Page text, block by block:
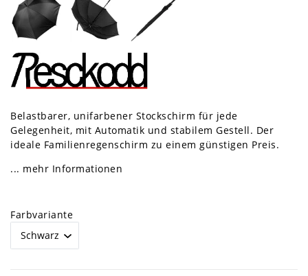
Belastbarer, unifarbener Stockschirm für jede
Gelegenheit, mit Automatik und stabilem Gestell. Der
ideale Familienregenschirm zu einem günstigen Preis.
... mehr Informationen
Farbvariante